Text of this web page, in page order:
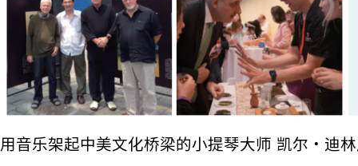
用音乐架起中美文化桥梁的小提琴大师 凯尔・迪